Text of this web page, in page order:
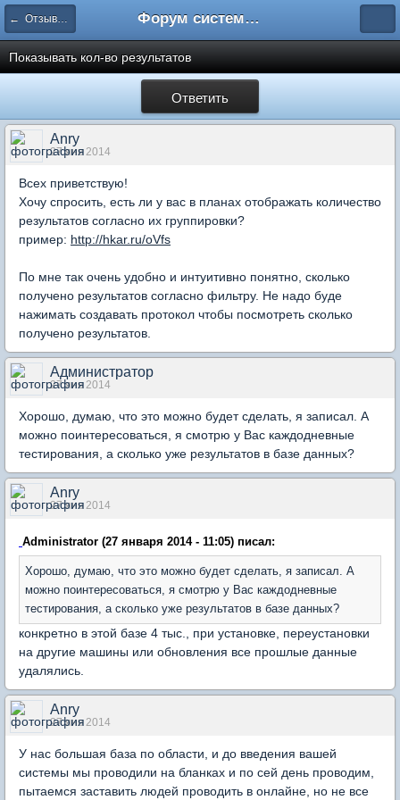
← Отзывы и предложения Форум системы тестирования INDIGO
Показывать кол-во результатов
Ответить
Anry
27 янв 2014
Всех приветствую!
Хочу спросить, есть ли у вас в планах отображать количество
результатов согласно их группировки?
пример: http://hkar.ru/oVfs
По мне так очень удобно и интуитивно понятно, сколько
получено результатов согласно фильтру. Не надо буде
нажимать создавать протокол чтобы посмотреть сколько
получено результатов.
Администратор
27 янв 2014
Хорошо, думаю, что это можно будет сделать, я записал. А
можно поинтересоваться, я смотрю у Вас каждодневные
тестирования, а сколько уже результатов в базе данных?
Anry
27 янв 2014
Administrator (27 января 2014 - 11:05) писал:
Хорошо, думаю, что это можно будет сделать, я записал. А
можно поинтересоваться, я смотрю у Вас каждодневные
тестирования, а сколько уже результатов в базе данных?
конкретно в этой базе 4 тыс., при установке, переустановки
на другие машины или обновления все прошлые данные
удалялись.
Anry
27 янв 2014
У нас большая база по области, и до введения вашей
системы мы проводили на бланках и по сей день проводим,
пытаемся заставить людей проводить в онлайне, но не все